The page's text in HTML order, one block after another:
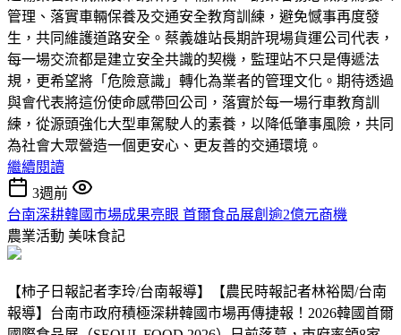
管理、落實車輛保養及交通安全教育訓練，避免憾事再度發
生，共同維護道路安全。蔡義雄站長期許現場貨運公司代表，
每一場交流都是建立安全共識的契機，監理站不只是傳遞法
規，更希望將「危險意識」轉化為業者的管理文化。期待透過
與會代表將這份使命感帶回公司，落實於每一場行車教育訓
練，從源頭強化大型車駕駛人的素養，以降低肇事風險，共同
為社會大眾營造一個更安心、更友善的交通環境。
繼續閱讀
3週前
台南深耕韓國市場成果亮眼 首爾食品展創逾2億元商機
農業活動 美味食記
【柿子日報記者李玲/台南報導】【農民時報記者林裕閎/台南
報導】台南市政府積極深耕韓國市場再傳捷報！2026韓國首爾